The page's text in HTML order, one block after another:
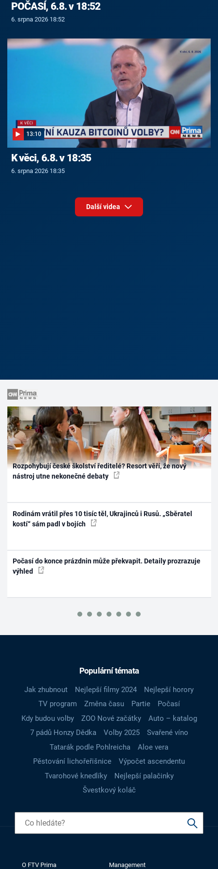
POČASÍ, 6.8. v 18:52
6. srpna 2026 18:52
13:10
K věci, 6.8. v 18:35
6. srpna 2026 18:35
Další videa
Rozpohybují české školství ředitelé? Resort věří, že nový
nástroj utne nekonečné debaty
Rodinám vrátil přes 10 tisíc těl, Ukrajinců i Rusů. „Sběratel
kostí“ sám padl v bojích
Počasí do konce prázdnin může překvapit. Detaily prozrazuje
výhled
Populární témata
Jak zhubnout Nejlepší filmy 2024
Nejlepší horory
TV program
Změna času Partie
Počasí
Kdy budou volby
ZOO Nové začátky
Auto – katalog
7 pádů Honzy Dědka
Volby 2025
Svařené víno
Tatarák podle Pohlreicha
Aloe vera
Pěstování lichořeřišnice
Výpočet ascendentu
Tvarohové knedlíky
Nejlepší palačinky
Švestkový koláč
O FTV Prima Management